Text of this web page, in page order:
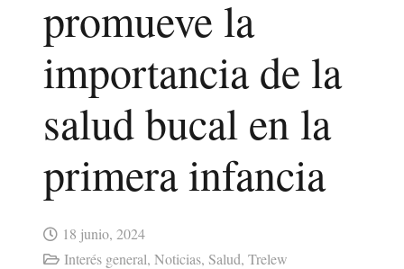
promueve la
importancia de la
salud bucal en la
primera infancia
18 junio, 2024
Interés general, Noticias, Salud, Trelew